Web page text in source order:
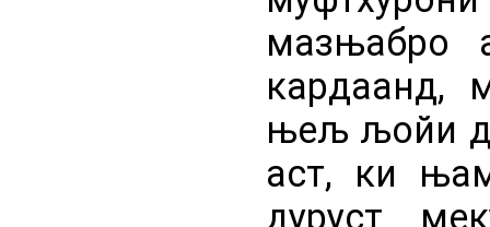
мазњабро
кардаанд,
њељ љойи
аст, ки
дуруст